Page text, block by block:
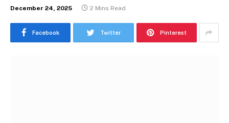
December 24, 2025 2 Mins Read
Facebook Twitter Pinterest